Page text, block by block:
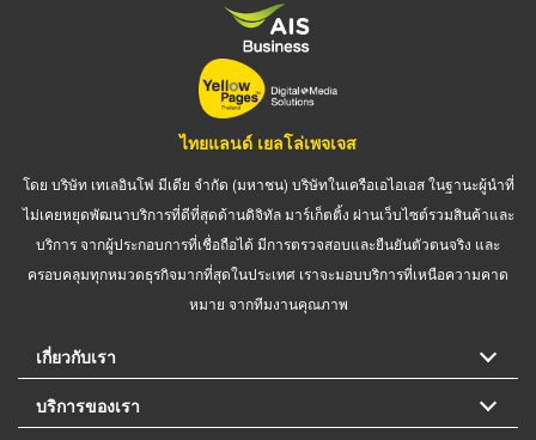
ไทยแลนด์ เยลโล่เพจเจส
โดย บริษัท เทเลอินโฟ มีเดีย จำกัด (มหาชน) บริษัทในเครือเอไอเอส ในฐานะผู้นำที่
ไม่เคยหยุดพัฒนาบริการที่ดีที่สุดด้านดิจิทัล มาร์เก็ตติ้ง ผ่านเว็บไซต์รวมสินค้าและ
บริการ จากผู้ประกอบการที่เชื่อถือได้ มีการตรวจสอบและยืนยันตัวตนจริง และ
ครอบคลุมทุกหมวดธุรกิจมากที่สุดในประเทศ เราจะมอบบริการที่เหนือความคาด
หมาย จากทีมงานคุณภาพ
เกี่ยวกับเรา
บริการของเรา